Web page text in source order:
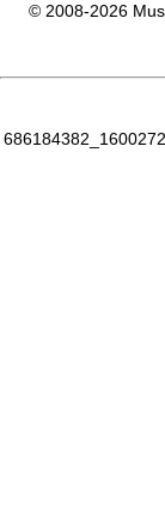
© 2008-2026